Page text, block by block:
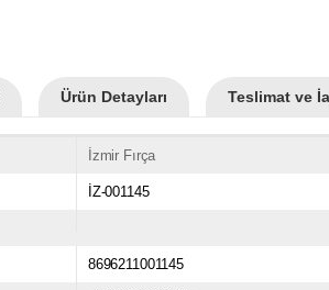
Ürün Detayları Teslimat ve
İzmir Fırça
İZ-001145
8696211001145